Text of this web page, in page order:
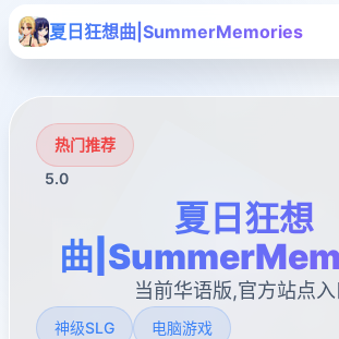
夏日狂想曲|SummerMemories
热门推荐
5.0
夏日狂想
曲
当前华语版,官方站点入
神级SLG 电脑游戏